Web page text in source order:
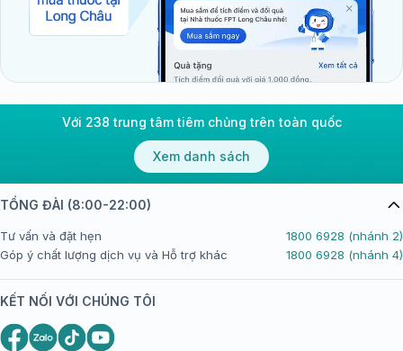
Với 238 trung tâm tiêm chủng trên toàn quốc
Xem danh sách
TỔNG ĐÀI (8:00-22:00)
Tư vấn và đặt hẹn
1800 6928 (nhánh 2)
Góp ý chất lượng dịch vụ và Hỗ trợ khác
1800 6928 (nhánh 4)
KẾT NỐI VỚI CHÚNG TÔI